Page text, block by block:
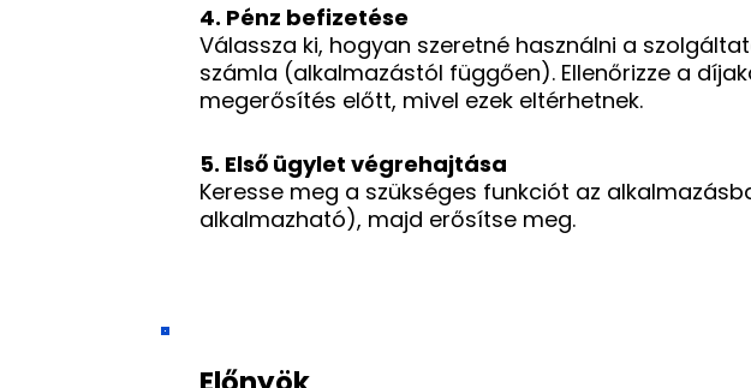
4. Pénz befizetése
Válassza ki, hogyan szeretné használni a
számla (alkalmazástól függően). Ellenőrizze a
megerősítés előtt, mivel ezek eltérhetnek.
5. Első ügylet végrehajtása
Keresse meg a szükséges funkciót az
alkalmazható), majd erősítse meg.